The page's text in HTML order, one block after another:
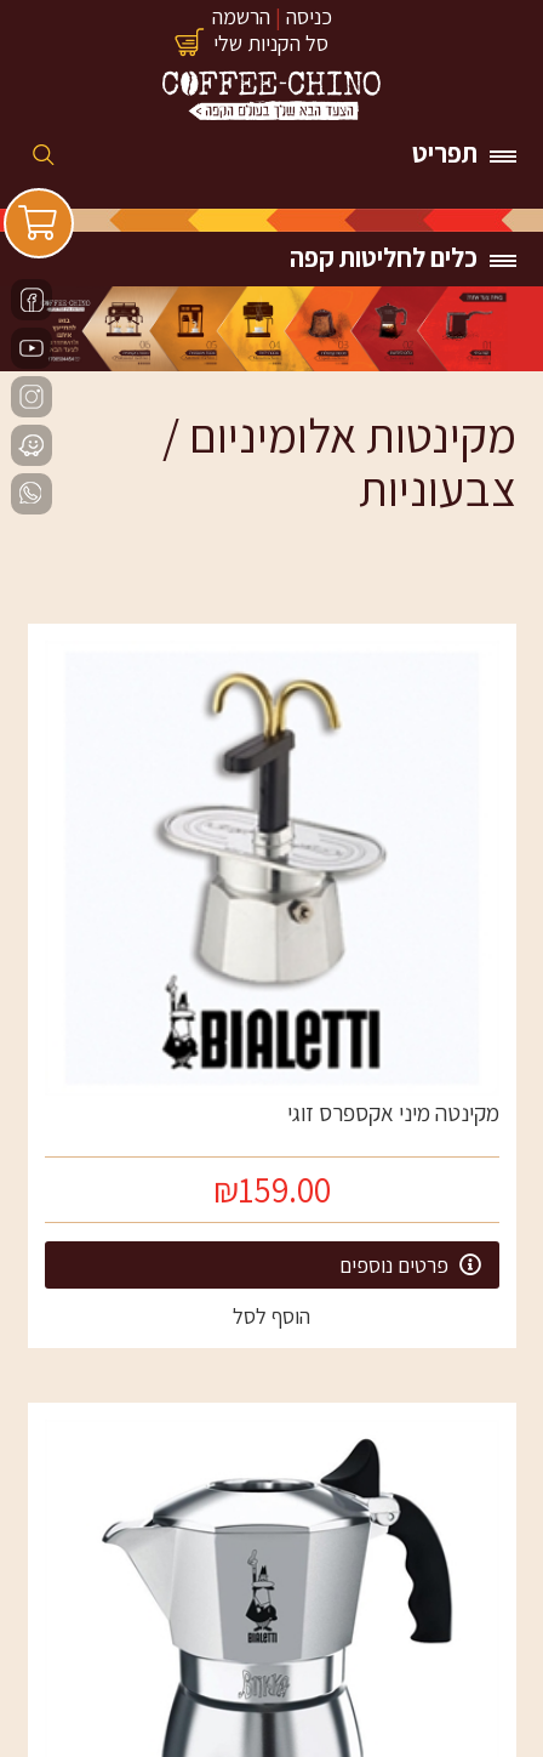
כניסה | הרשמה
סל הקניות שלי
תפריט
כלים לחליטות קפה
מקינטות אלומיניום /
צבעוניות
מקינטה מיני אקספרס זוגי
₪159.00
פרטים נוספים
הוסף לסל